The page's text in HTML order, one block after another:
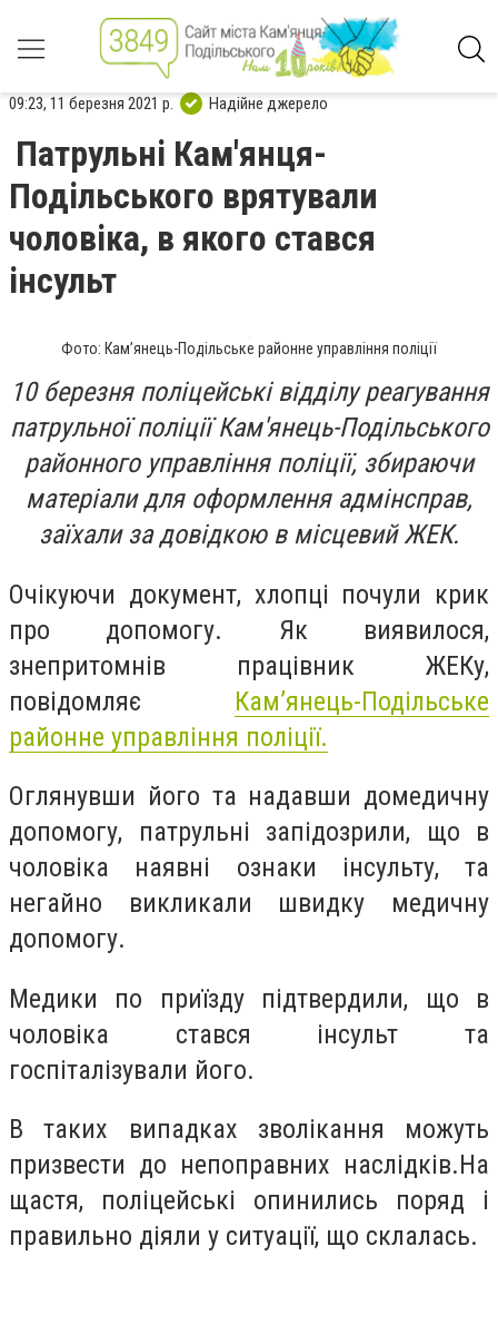
09:23, 11 березня 2021 р. Надійне джерело
Патрульні Кам'янця-
Подільського врятували
чоловіка, в якого стався
інсульт
Фото: Кам’янець-Подільське районне управління поліції
10 березня поліцейські відділу реагування
патрульної поліції Кам'янець-Подільського
районного управління поліції, збираючи
матеріали для оформлення адмінсправ,
заїхали за довідкою в місцевий ЖЕК.
Очікуючи документ, хлопці почули крик
про допомогу. Як виявилося,
знепритомнів працівник ЖЕКу,
повідомляє Кам’янець-Подільське
районне управління поліції.
Оглянувши його та надавши домедичну
допомогу, патрульні запідозрили, що в
чоловіка наявні ознаки інсульту, та
негайно викликали швидку медичну
допомогу.
Медики по приїзду підтвердили, що в
чоловіка стався інсульт та
госпіталізували його.
В таких випадках зволікання можуть
призвести до непоправних наслідків.На
щастя, поліцейські опинились поряд і
правильно діяли у ситуації, що склалась.